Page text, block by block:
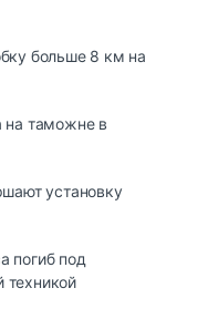
больше 8 км на
на таможне в
ycтaнoвкy
погиб под
техникой